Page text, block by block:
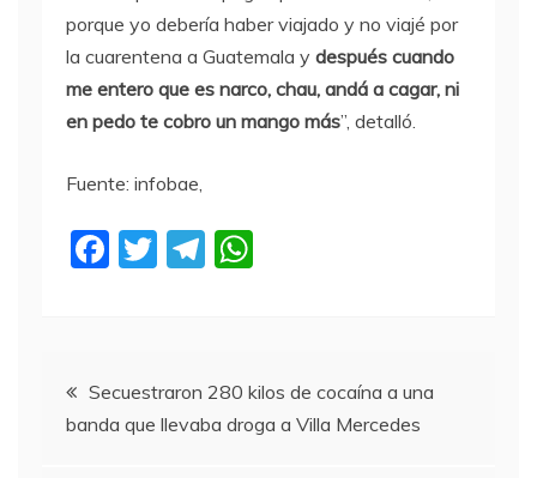
porque yo debería haber viajado y no viajé por
la cuarentena a Guatemala y después cuando
me entero que es narco, chau, andá a cagar, ni
en pedo te cobro un mango más”, detalló.
Fuente: infobae,
F
b
o
T
T
a
m
A
p
Navegación
de
Secuestraron 280 kilos de cocaína a una
banda que llevaba droga a Villa Mercedes